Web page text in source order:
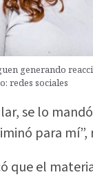
generando
redes sociales
se lo
para
que el